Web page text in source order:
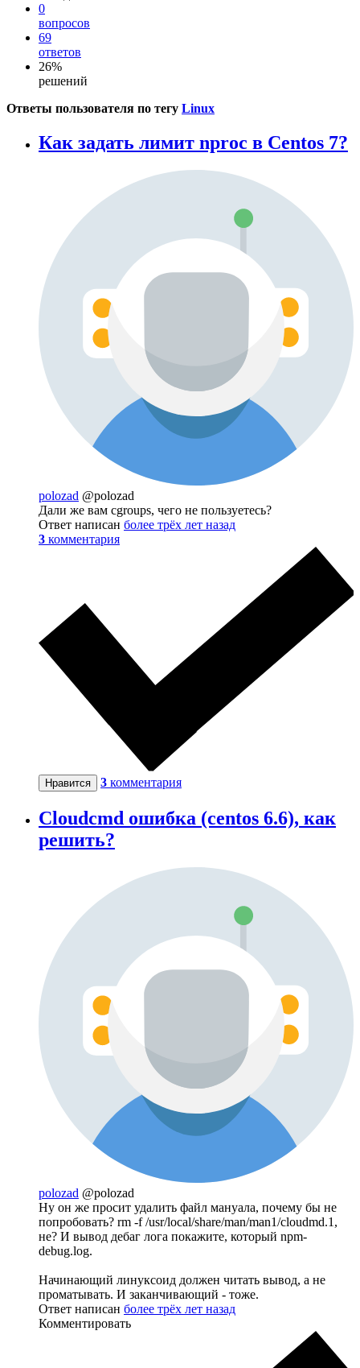
0
вопросов
69
ответов
26%
решений
Ответы пользователя по тегу Linux
Как задать лимит nproc в Centos 7?
polozad @polozad
Дали же вам cgroups, чего не пользуетесь?
Ответ написан более трёх лет назад
3 комментария
Нравится 3 комментария
Cloudcmd ошибка (centos 6.6), как
решить?
polozad @polozad
Ну он же просит удалить файл мануала, почему бы не
попробовать? rm -f /usr/local/share/man/man1/cloudmd.1,
не? И вывод дебаг лога покажите, который npm-
debug.log.
Начинающий линуксоид должен читать вывод, а не
проматывать. И заканчивающий - тоже.
Ответ написан более трёх лет назад
Комментировать